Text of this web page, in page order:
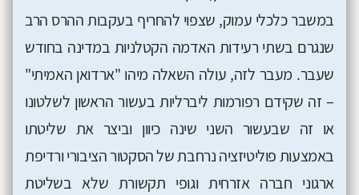
במשבר כלכלי עמוק, שצפוי להחריף בעקבות ההרס הרב
שנגרם בשתי רעידות האדמה הקטלניות במדינה בחודש
שעבר. מעבר לזה, עולה השאלה מיהו "ארדואן האמיתי"
– זה שקידם רפורמות ליברליות בעשור הראשון לשלטונו
או זה שבעשור השני שינה כיוון וביצר את שליטתו
באמצעות פוליטיזציה נרחבת של הסקטור הציבורי ורדיפת
ארגוני חברה אזרחית וגופי תקשורת שלא בשליטת